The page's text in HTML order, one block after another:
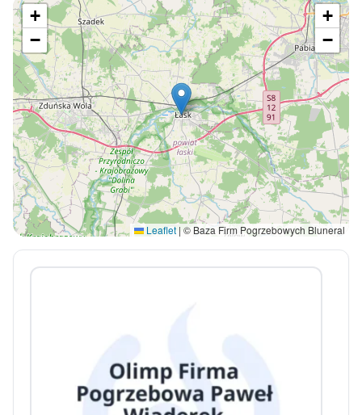
+
−
+
−
Leaflet | © Baza Firm Pogrzebowych Bluneral